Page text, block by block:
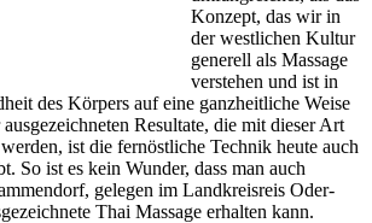
Konzept, das wir in
der westlichen Kultur
generell als Massage
verstehen und ist in
des Körpers auf eine ganzheitliche Weise
Resultate, die mit dieser Art
ist die fernöstliche Technik heute auch
So ist es kein Wunder, dass man auch
gelegen im Landkreisreis Oder-
Thai Massage erhalten kann.